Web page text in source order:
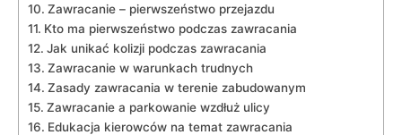
Zawracanie – pierwszeństwo przejazdu
Kto ma pierwszeństwo podczas zawracania
Jak unikać kolizji podczas zawracania
Zawracanie w warunkach trudnych
Zasady zawracania w terenie zabudowanym
Zawracanie a parkowanie wzdłuż ulicy
Edukacja kierowców na temat zawracania